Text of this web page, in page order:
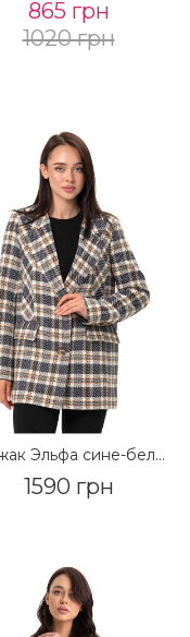
865 грн
1020 грн
Пиджак Эльфа сине-белый клетка нитка
1590 грн